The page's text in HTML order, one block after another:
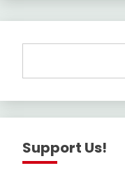
Support Us!